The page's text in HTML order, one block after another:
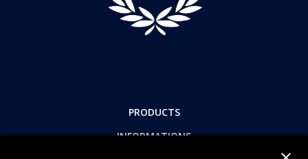
PRODUCTS
INFORMATIONS